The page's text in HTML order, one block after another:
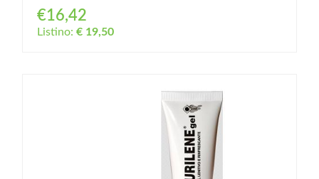
€16,42
Listino: € 19,50